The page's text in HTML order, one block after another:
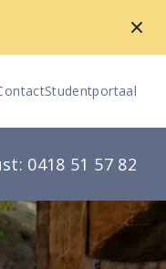
Studentportaal
0418 51 57 82